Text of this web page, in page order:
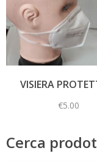
VISIERA
€5.00
Cerca